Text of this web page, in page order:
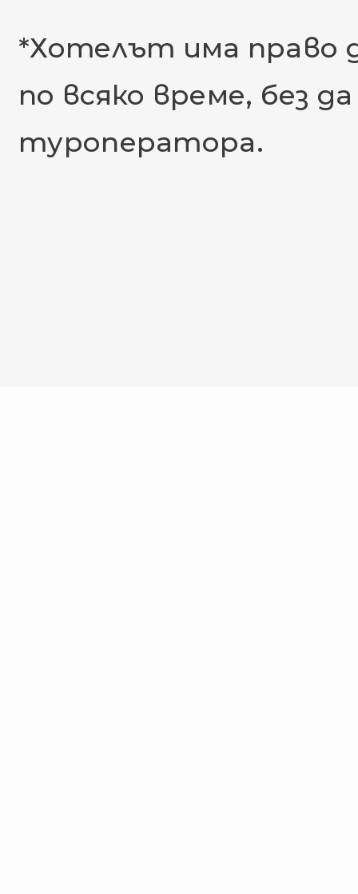
*Хотелът има право
по всяко време, без
туроператора.